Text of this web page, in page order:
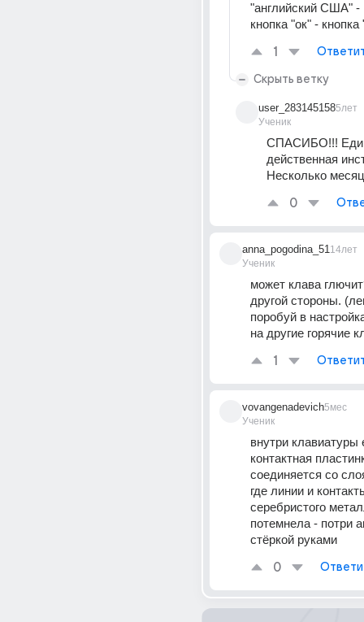
"английский США" -
кнопка "ок" - кнопка
1
Скрыть ветку
user_283145158
Ученик
5лет
СПАСИБО!!!
действенная
Несколько
0
anna_pogodina_51
Ученик
14лет
может клава
другой стороны.
поробуй в
на другие горячие
1
vovangenadevich
Ученик
5мес
внутри клавиатуры
контактная
соединяется со
где линии и
серебристого
потемнела - потри
стёркой руками
0